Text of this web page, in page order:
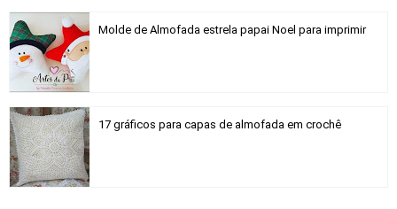
Molde de Almofada estrela papai Noel para imprimir
17 gráficos para capas de almofada em crochê